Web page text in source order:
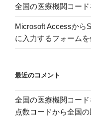
ー
ト
を
作
み
た”
の
全国の医療機関コード
Microsoft Accessから
に入力するフォームを
最近のコメント
全国の医療機関コード
点数コードから全国